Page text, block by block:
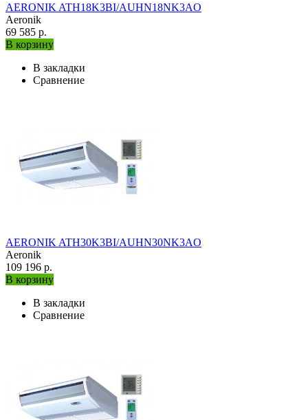
AERONIK ATH18K3BI/AUHN18NK3AO
Aeronik
69 585 р.
В корзину
В закладки
Сравнение
AERONIK ATH30K3BI/AUHN30NK3AO
Aeronik
109 196 р.
В корзину
В закладки
Сравнение